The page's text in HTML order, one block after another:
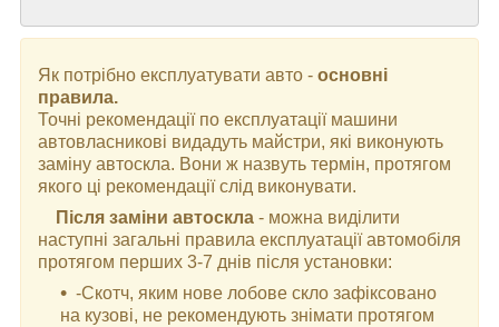
Як потрібно експлуатувати авто - основні
правила.
Точні рекомендації по експлуатації машини
автовласникові видадуть майстри, які виконують
заміну автоскла. Вони ж назвуть термін, протягом
якого ці рекомендації слід виконувати.
Після заміни автоскла - можна виділити
наступні загальні правила експлуатації автомобіля
протягом перших 3-7 днів після установки:
-Скотч, яким нове лобове скло зафіксовано
на кузові, не рекомендують знімати протягом